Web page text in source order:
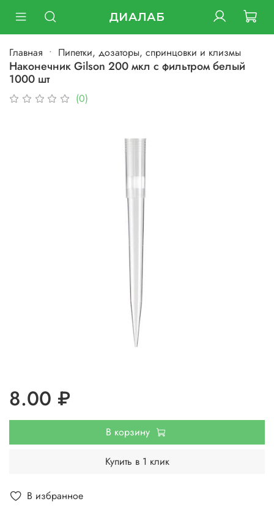
ДИАЛАБ
Главная Пипетки, дозаторы, спринцовки и клизмы
Наконечник Gilson 200 мкл с фильтром белый
1000 шт
(0)
В избранное
8.00 ₽
В корзину
Купить в 1 клик